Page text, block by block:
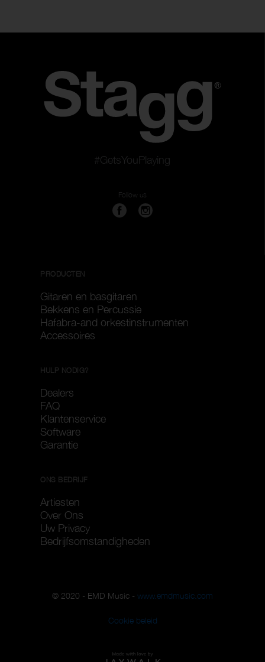
#GetsYouPlaying
Follow us
PRODUCTEN
Gitaren en basgitaren
Bekkens en Percussie
Hafabra-and orkestinstrumenten
Accessoires
HULP NODIG?
Dealers
FAQ
Klantenservice
Software
Garantie
ONS BEDRIJF
Artiesten
Over Ons
Uw Privacy
Bedrijfsomstandigheden
© 2020 - EMD Music - www.emdmusic.com
Cookie beleid